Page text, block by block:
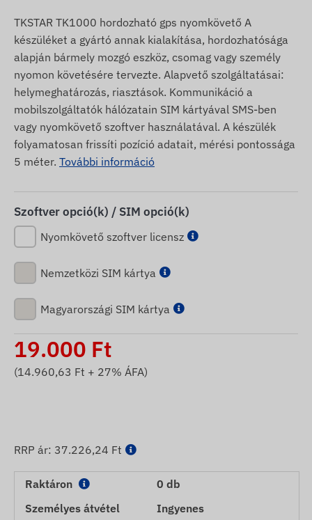
TKSTAR TK1000 hordozható gps nyomkövető A
készüléket a gyártó annak kialakítása, hordozhatósága
alapján bármely mozgó eszköz, csomag vagy személy
nyomon követésére tervezte. Alapvető szolgáltatásai:
helymeghatározás, riasztások. Kommunikáció a
mobilszolgáltatók hálózatain SIM kártyával SMS-ben
vagy nyomkövető szoftver használatával. A készülék
folyamatosan frissíti pozíció adatait, mérési pontossága
5 méter. További információ
Szoftver opció(k) / SIM opció(k)
Nyomkövető szoftver licensz
Nemzetközi SIM kártya
Magyarországi SIM kártya
19.000 Ft
(14.960,63 Ft + 27% ÁFA)
RRP ár: 37.226,24 Ft
Raktáron
0 db
Személyes átvétel
Ingyenes